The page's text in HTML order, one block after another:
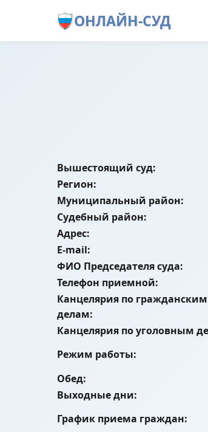
ОНЛАЙН-СУД
Вышестоящий суд:
Регион:
Муниципальный район:
Судебный район:
Адрес:
E-mail:
ФИО Председателя суда:
Телефон приемной:
Канцелярия по гражданским
делам:
Канцелярия по уголовным
Режим работы:
Обед:
Выходные дни:
График приема граждан: